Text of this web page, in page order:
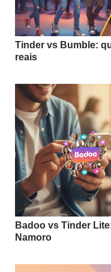
Tinder vs Bumble:
reais
Badoo vs Tinder
Namoro